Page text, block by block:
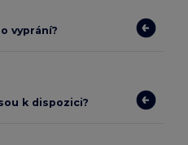
vyprání?
k dispozici?